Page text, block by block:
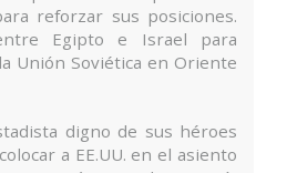
reforzar sus posiciones.
Egipto e Israel para
Unión Soviética en Oriente
digno de sus héroes
a EE.UU. en el asiento